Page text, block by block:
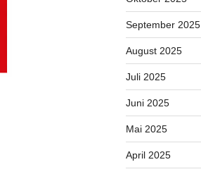
September 2025
August 2025
Juli 2025
Juni 2025
Mai 2025
April 2025